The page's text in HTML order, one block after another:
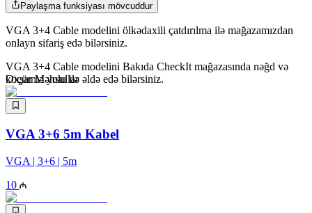
Paylaşma funksiyası mövcuddur
VGA 3+4 Cable modelini ölkədaxili çatdırılma ilə mağazamızdan
onlayn sifariş edə bilərsiniz.
VGA 3+4 Cable modelini Bakıda CheckIt mağazasında nəğd və
köçürmə yolu ilə əldə edə bilərsiniz.
Oxşar Məhsullar
VGA 3+6 5m Kabel
VGA | 3+6 | 5m
10